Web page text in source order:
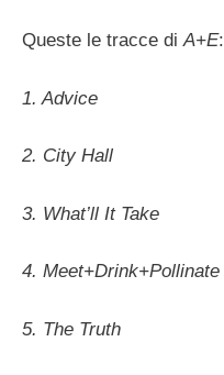
Queste le tracce diA+E:
1. Advice
2. City Hall
3. What’ll It Take
4. Meet+Drink+Pollinate
5. The Truth